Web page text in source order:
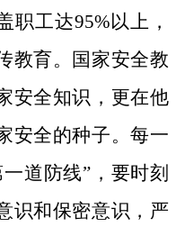
职工达95%以上，
教育。国家安全教
安全知识，更在他
安全的种子。每一
一道防线”，要时刻
识和保密意识，严